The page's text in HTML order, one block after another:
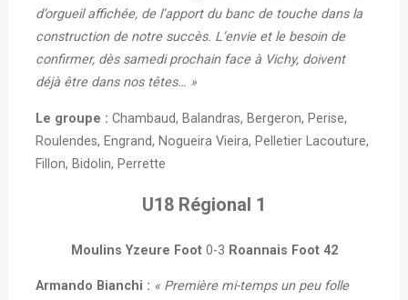
d’orgueil affichée, de l’apport du banc de touche dans la
construction de notre succès. L’envie et le besoin de
confirmer, dès samedi prochain face à Vichy, doivent
déjà être dans nos têtes… »
Le groupe : Chambaud, Balandras, Bergeron, Perise,
Roulendes, Engrand, Nogueira Vieira, Pelletier Lacouture,
Fillon, Bidolin, Perrette
U18 Régional 1
Moulins Yzeure Foot 0-3 Roannais Foot 42
Armando Bianchi : « Première mi-temps un peu folle